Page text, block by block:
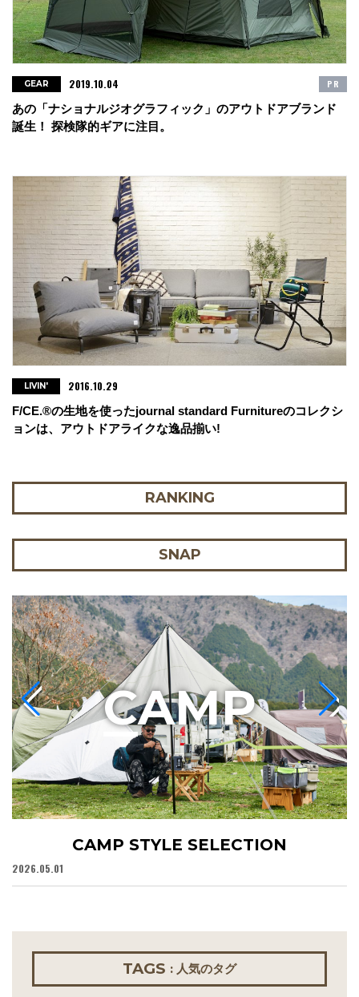
あの「ナショナルジオグラフィック」のアウトドアブランド
誕生！ 探検隊的ギアに注目。
GEAR 2019.10.04 PR
F/CE.®の生地を使ったjournal standard Furnitureのコレクシ
ョンは、アウトドアライクな逸品揃い!
LIVIN' 2016.10.29
RANKING
SNAP
CAMP STYLE SELECTION
2026.05.01
CAMP
TAGS : 人気のタグ